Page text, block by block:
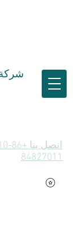
شركة
84827011